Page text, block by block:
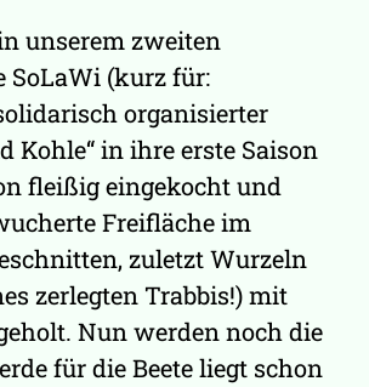
unserem zweiten
SoLaWi (kurz für:
organisierter
Kohle“ in ihre erste Saison
fleißig eingekocht und
Freifläche im
zuletzt Wurzeln
zerlegten Trabbis!) mit
Nun werden noch die
für die Beete liegt schon